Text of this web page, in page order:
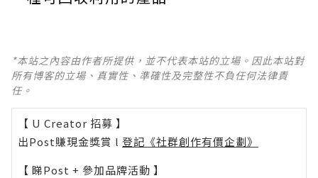
*本站之內容由作者所提供，並不代表本站的立場。因此本站對
所有博客的立場、真實性、準確性及完整性不負任何法律責
任。
【 U Creator 招募 】
出Post賺現金獎賞 l 登記《社群創作有價企劃》
【 睇Post + 參加品牌活動 】